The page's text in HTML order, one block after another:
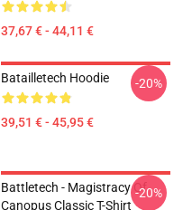
37,67 € - 44,11 €
Batailletech Hoodie
39,51 € - 45,95 €
-20%
Battletech - Magistracy Of
Canopus Classic T-Shirt
-20%